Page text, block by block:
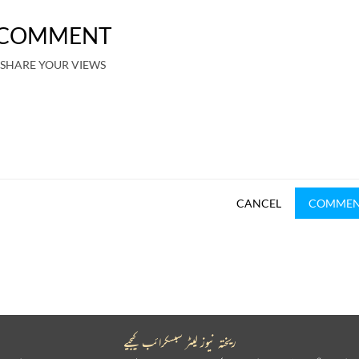
SHARE YOUR VIEWS
CANCEL
ریختہ نیوز لیٹر سبسکرائب کیجیے